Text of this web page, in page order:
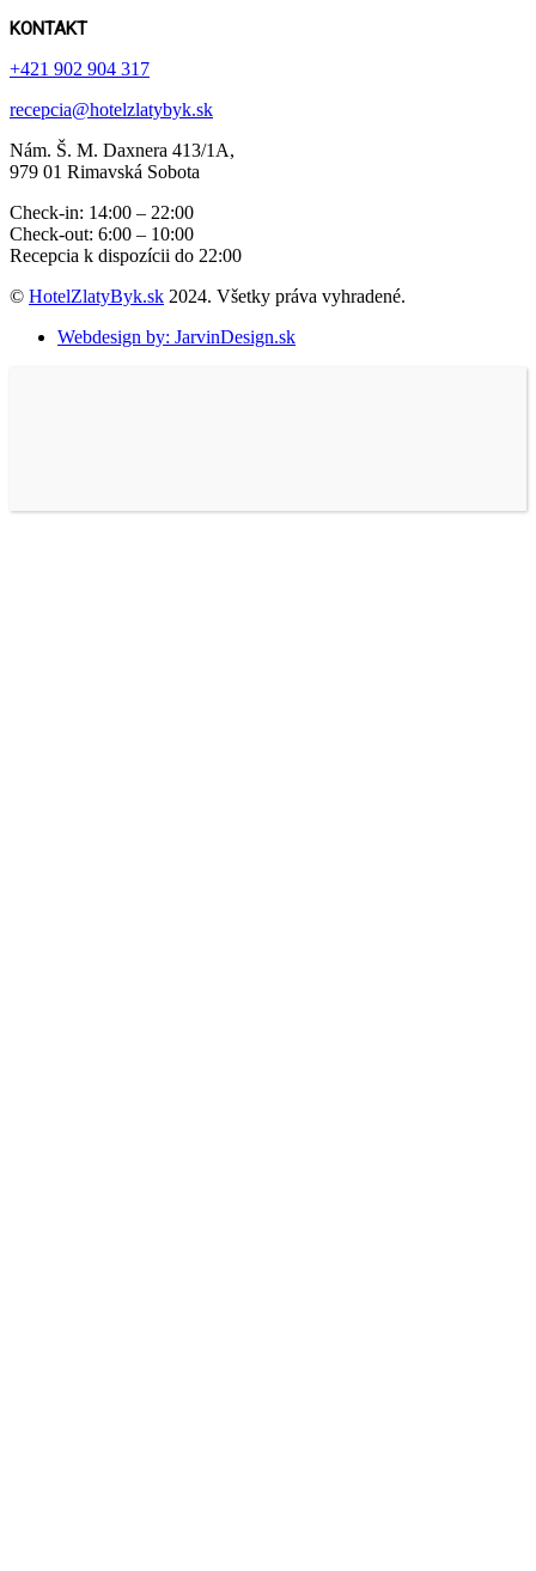
KONTAKT
+421 902 904 317
recepcia@hotelzlatybyk.sk
Nám. Š. M. Daxnera 413 /1A,
979 01 Rimavská Sobota
Check-in: 14:00 – 22:00
Check-out: 6:00 – 10:00
Recepcia k dispozícii do 22:00
© HotelZlatyByk.sk 2024. Všetky práva vyhradené.
Webdesign by: JarvinDesign.sk